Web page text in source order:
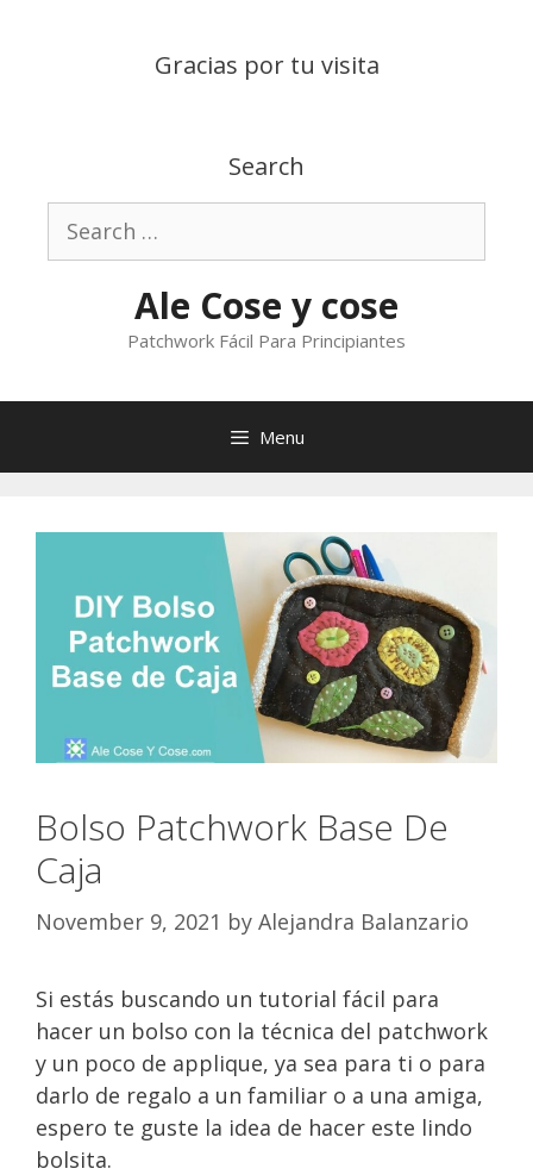
Gracias por tu visita
Search
Search
for:
Ale Cose y cose
Patchwork Fácil Para Principiantes
Menu
Bolso Patchwork Base De
Caja
November 9, 2021 by Alejandra Balanzario
Si estás buscando un tutorial fácil para
hacer un bolso con la técnica del patchwork
y un poco de applique, ya sea para ti o para
darlo de regalo a un familiar o a una amiga,
espero te guste la idea de hacer este lindo
bolsita.